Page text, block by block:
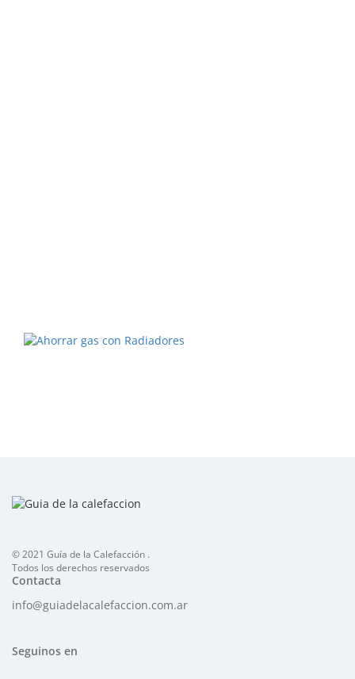
© 2021 Guía de la Calefacción .
Todos los derechos reservados
Contacta
info@guiadelacalefaccion.com.ar
Seguinos en